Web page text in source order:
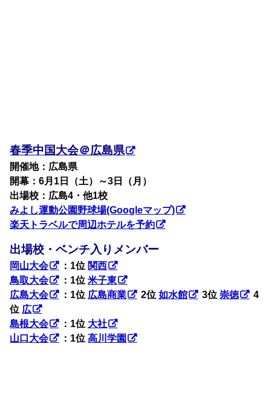
春季中国大会＠広島県
開催地：広島県
開幕：6月1日（土）～3日（月）
出場校：広島4・他1校
みよし運動公園野球場(Googleマップ)
楽天トラベルで周辺ホテルを予約
出場校・ベンチ入りメンバー
岡山大会 ：1位 関西
鳥取大会
：1位米子東
広島大会
：1位 広島商業 2位如水館 3位崇徳
4
位 広
島根大会
：1位 大社
山口大会
：1位高川学園